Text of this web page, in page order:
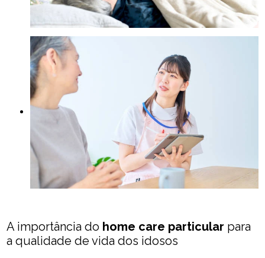
A importância do home care particular para
a qualidade de vida dos idosos